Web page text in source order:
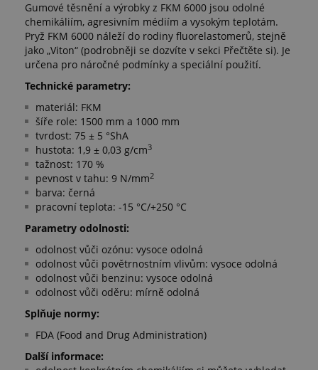
Gumové těsnění a výrobky z FKM 6000 jsou odolné
chemikáliím, agresivním médiím a vysokým teplotám.
Pryž FKM 6000 náleží do rodiny fluorelastomerů, stejně
jako „Viton“ (podrobněji se dozvíte v sekci Přečtěte si). Je
určena pro náročné podmínky a speciální použití.
Technické parametry:
materiál: FKM
šíře role: 1500 mm a 1000 mm
tvrdost: 75 ± 5 °ShA
hustota: 1,9 ± 0,03 g/cm3
tažnost: 170 %
pevnost v tahu: 9 N/mm2
barva: černá
pracovní teplota: -15 °C/+250 °C
Parametry odolnosti:
odolnost vůči ozónu: vysoce odolná
odolnost vůči povětrnostním vlivům: vysoce odolná
odolnost vůči benzinu: vysoce odolná
odolnost vůči oděru: mírně odolná
Splňuje normy:
FDA (Food and Drug Administration)
Další informace: